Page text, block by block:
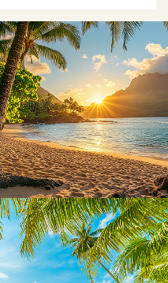
得的
的好細心~
們的峇里島蜜月旅
答又很有耐心解惑
👍，很貼心且熱心
人滿意！非常推
行程說明解說得很
很貼心回答並給予建
安排 7天6夜 峇里
哦…坐5hr飛機／趟
玩了!